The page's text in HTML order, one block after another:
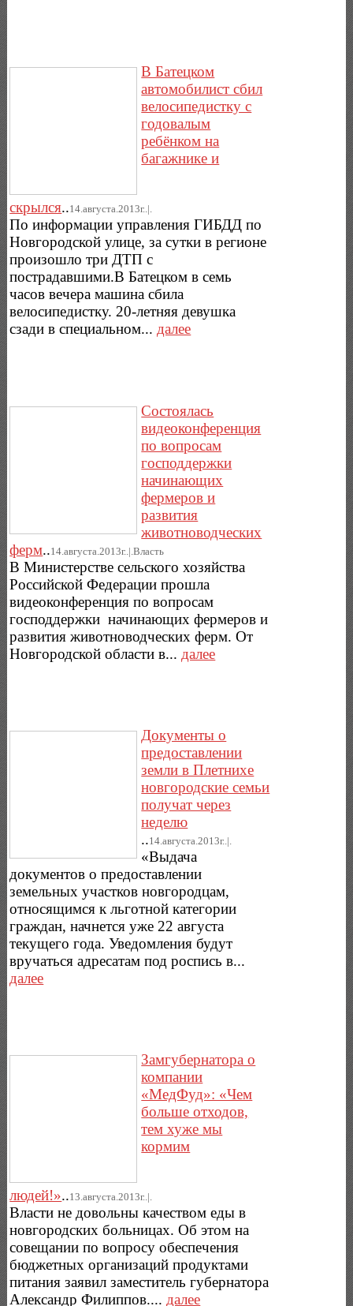
В Батецком
автомобилист сбил
велосипедистку с
годовалым
ребёнком на
багажнике и
скрылся..14.августа.2013г..|.
По информации управления ГИБДД по
Новгородской улице, за сутки в регионе
произошло три ДТП с
пострадавшими.В Батецком в семь
часов вечера машина сбила
велосипедистку. 20-летняя девушка
сзади в специальном...далее
Состоялась
видеоконференция
по вопросам
господдержки
начинающих
фермеров и
развития
животноводческих
ферм..14.августа.2013г..|.Власть
В Министерстве сельского хозяйства
Российской Федерации прошла
видеоконференция по вопросам
господдержки начинающих фермеров и
развития животноводческих ферм. От
Новгородской области в... далее
Документы о
предоставлении
земли в Плетнихе
новгородские семьи
получат через
неделю
..14.августа.2013г..|.
«Выдача
документов о предоставлении
земельных участков новгородцам,
относящимся к льготной категории
граждан, начнется уже 22 августа
текущего года. Уведомления будут
вручаться адресатам под роспись в...
далее
Замгубернатора о
компании
«МедФуд»: «Чем
больше отходов,
тем хуже мы
кормим
людей!»..13.августа.2013г..|.
Власти не довольны качеством еды в
новгородских больницах. Об этом на
совещании по вопросу обеспечения
бюджетных организаций продуктами
питания заявил заместитель губернатора
Александр Филиппов....далее